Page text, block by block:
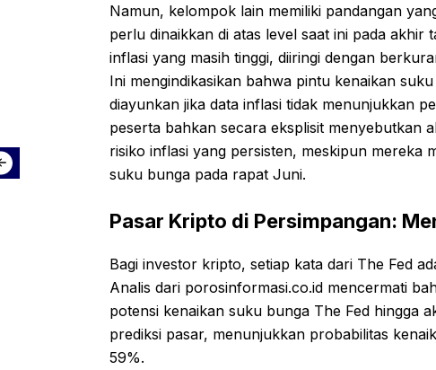
Namun, kelompok lain memiliki pandangan
perlu dinaikkan di atas level saat ini pada
inflasi yang masih tinggi, diiringi dengan
Ini mengindikasikan bahwa pintu kenaikan
diayunkan jika data inflasi tidak menunjukkan
peserta bahkan secara eksplisit menyebutkan
risiko inflasi yang persisten, meskipun
suku bunga pada rapat Juni.
Pasar Kripto di Persimpangan:
Bagi investor kripto, setiap kata dari The Fed
Analis dari porosinformasi.co.id mencermati
potensi kenaikan suku bunga The Fed hingga
prediksi pasar, menunjukkan probabilitas
59%.